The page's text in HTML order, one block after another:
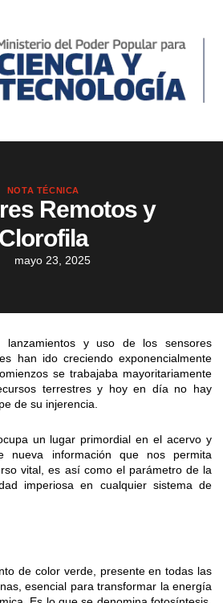
NOTA TÉCNICA
Remotos y
Clorofila
mayo 23, 2025
y uso de los sensores
han ido creciendo exponencialmente
se trabajaba mayoritariamente
terrestres y hoy en día no hay
de su injerencia.
un lugar primordial en el acervo y
nueva información que nos permita
vital, es así como el parámetro de la
imperiosa en cualquier sistema de
de color verde, presente en todas las
esencial para transformar la energía